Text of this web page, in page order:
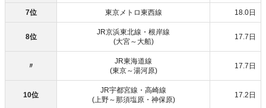
7位 東京メトロ東西線 18.0日
8位
JR京浜東北線・根岸線
(大宮～大船)
17.7日
〃
JR東海道線
(東京～湯河原)
17.7日
10位
JR宇都宮線・高崎線
(上野～那須塩原・神保原)
17.2日